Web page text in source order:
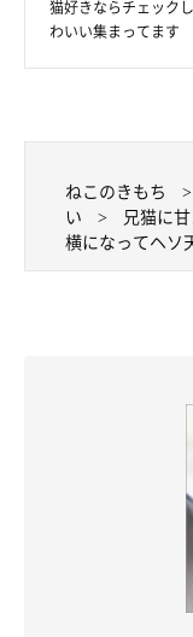
猫好きならチェック
わいい集まってます
ねこのきもち
い
兄猫に
横になってヘソ